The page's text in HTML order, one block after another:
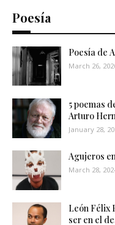
Poesía
Poesía de
March 26,
5 poemas
Arturo
January 28,
Agujeros
March 28,
León Félix
ser en el